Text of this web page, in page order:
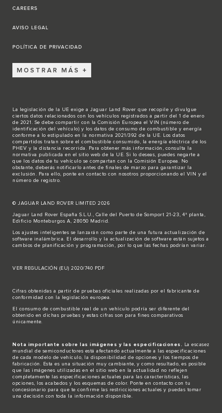
CAREERS
AVISO LEGAL
POLÍTICA DE PRIVACIDAD
MOSTRAR MÁS
La legislación de la UE exige a Jaguar Land Rover que recopile y divulgue
ciertos datos relacionados con los vehículos registrados a partir del 1 de enero
de 2021. Se debe compartir con la Comisión Europea el VIN (número de
identificación del vehículo) y los datos de consumo de combustible y energía
conforme a lo estipulado en la normativa 2021/392 de la UE. Los datos
compartidos tratan sobre el combustible consumido, la energía eléctrica de los
PHEV y la distancia recorrida. Para obtener más información, consulta la
normativa publicada en el sitio web de la UE. Si lo deseas, puedes negarte a
que los datos de tu vehículo se compartan con la Comisión Europea. No
obstante, deberás notificarlo antes de finales de marzo para garantizar la
exclusión. Para ello, ponte en contacto con nosotros proporcionando el VIN y el
número de registro.
© JAGUAR LAND ROVER LIMITED 2026
Jaguar Land Rover España S.L.U., Calle del Puerto de Somport 21-23, 4ª planta,
Edificio Monteburgos A, 28050 Madrid.
Los ajustes inteligentes se lanzarán como parte de una futura actualización de
software inalámbrica. El desarrollo y la actualización de software están sujetos a
cambios de planificación y programación, por lo que las fechas podrían variar.
VER REGULACIÓN (EU) 2020/740 PDF
Cifras obtenidas a partir de pruebas oficiales realizadas por el fabricante de
conformidad con la legislación europea.
El consumo de combustible real de un vehículo podría ser diferente del
obtenido en dichas pruebas y estas cifras son para fines comparativos
únicamente.
Nota importante sobre las imágenes y las especificaciones. La escasez
mundial de semiconductores está afectando actualmente a las especificaciones
de cada modelo de vehículo, la disponibilidad de opciones y los tiempos de
fabricación. Esta es una situación muy cambiante, y como resultado, es posible
que las imágenes utilizadas en el sitio web en la actualidad no reflejen
completamente las especificaciones actuales para las características, las
opciones, los acabados y los esquemas de color. Ponte en contacto con tu
concesionario para que te confirme las restricciones actuales y puedas tomar
una decisión con toda la información disponible.